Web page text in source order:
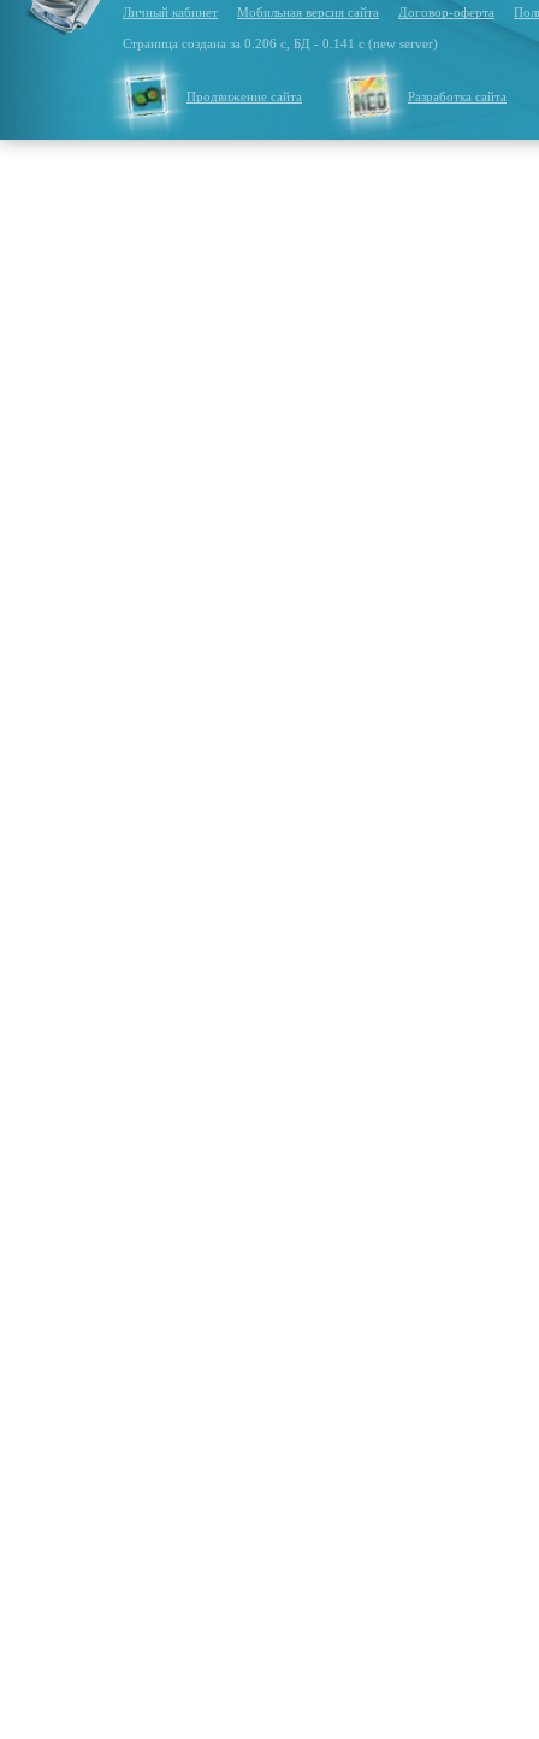
Личный кабинет Мобильная версия сайта Договор-оферта
Страница создана за 0.206 с, БД - 0.141 с (new server)
Продвижение сайта Разработка сайта